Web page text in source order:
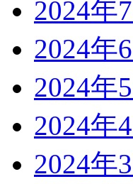
2024年
2024年
2024年
2024年
2024年